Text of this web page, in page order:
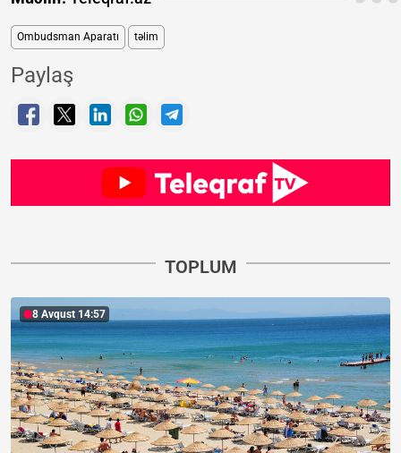
Ombudsman Aparatı təlim
Paylaş
TOPLUM
8 Avqust 14:57